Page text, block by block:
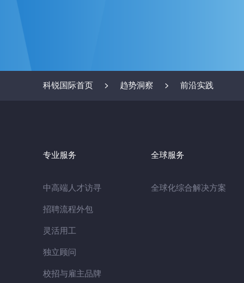
科锐国际首页 趋势洞察 前沿实践
专业服务
中高端人才访寻
招聘流程外包
灵活用工
独立顾问
校招与雇主品牌
全球服务
全球化综合解决方案